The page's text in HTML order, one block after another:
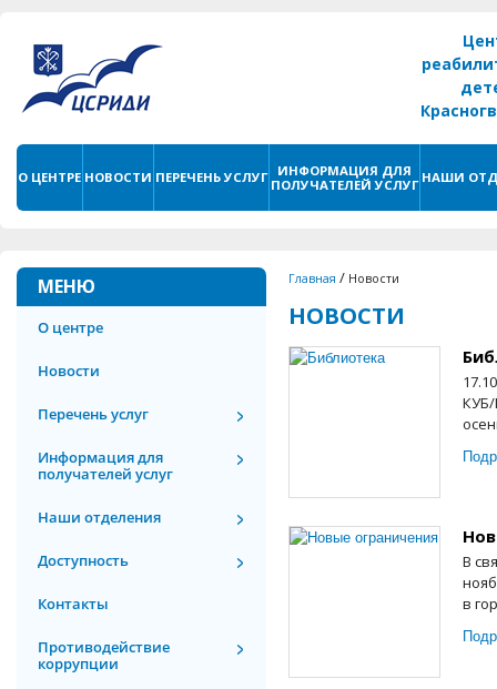
О ЦЕНТРЕ НОВОСТИ ПЕРЕЧЕНЬ УСЛУГ
ИНФОРМАЦИЯ ДЛЯ
ПОЛУЧАТЕЛЕЙ УСЛУГ НАШИ
МЕНЮ
О центре
Новости
Перечень услуг
Информация для
получателей услуг
Наши отделения
Доступность
Контакты
Противодействие
коррупции
Главная / Новости
НОВОСТИ
КУБ/
В
в